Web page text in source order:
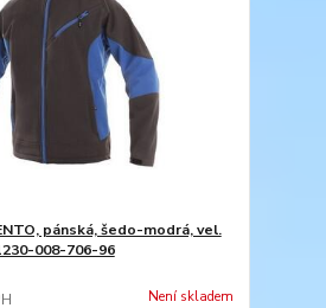
pánská, šedo-modrá, vel.
008-706-96
Není skladem